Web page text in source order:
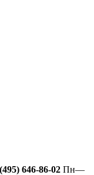
646-86-02 Пн—